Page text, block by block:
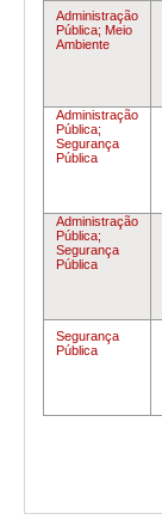
Administração
Pública; Meio
Ambiente
Administração
Pública;
Segurança
Pública
Administração
Pública;
Segurança
Pública
Segurança
Pública